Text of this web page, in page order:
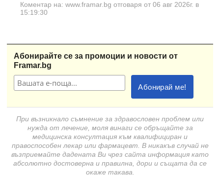
Коментар на: www.framar.bg отговаря от 06 авг 2026г. в
15:19:30
Абонирайте се за промоции и новости от
Framar.bg
При възникнало съмнение за здравословен проблем или
нужда от лечение, моля винаги се обръщайте за
медицинска консултация към квалифициран и
правоспособен лекар или фармацевт. В никакъв случай не
възприемайте дадената Ви чрез сайта информация като
абсолютно достоверна и правилна, дори и същата да се
окаже такава.